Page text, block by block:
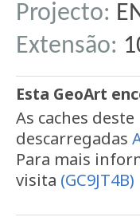
Projecto:
Extensão:
Esta GeoArt
As caches
descarregadas
Para mais
visita (GC9JT4B)